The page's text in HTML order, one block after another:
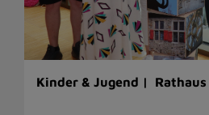
Kinder & Jugend | Rathaus